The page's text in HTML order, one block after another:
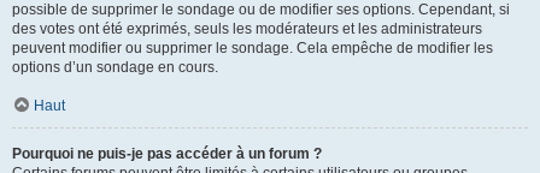
possible de supprimer le sondage ou de modifier ses options. Cependant, si
des votes ont été exprimés, seuls les modérateurs et les administrateurs
peuvent modifier ou supprimer le sondage. Cela empêche de modifier les
options d’un sondage en cours.
Haut
Pourquoi ne puis-je pas accéder à un forum ?